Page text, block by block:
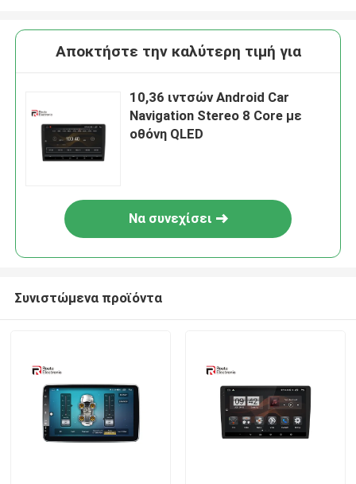
Αποκτήστε την καλύτερη τιμή για
10,36 ιντσών Android Car
Navigation Stereo 8 Core με
οθόνη QLED
Να συνεχίσει
Συνιστώμενα προϊόντα